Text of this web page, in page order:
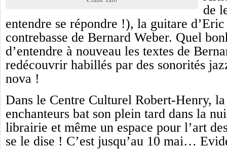
de
entendre se répondre !), la guitare
contrebasse de Bernard Weber. Quel
d’entendre à nouveau les textes de
redécouvrir habillés par des sonorités
nova !
Dans le Centre Culturel Robert-Henry,
enchanteurs bat son plein tard dans la
librairie et même un espace pour l’art
se le dise ! C’est jusqu’au 10 mai…